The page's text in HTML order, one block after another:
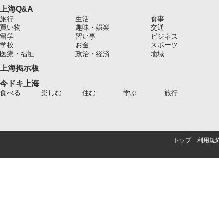
上海Q&A
旅行 生活
食事
買い物
趣味・娯楽
交通
留学
習い事
ビジネス
学校
お金
スポーツ
医療・福祉
政治・経済 地域
上海掲示板
今ドキ上海
食べる 楽しむ 住む 学ぶ 旅行
トップ 利用規